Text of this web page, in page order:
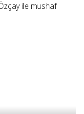
ile mushaf